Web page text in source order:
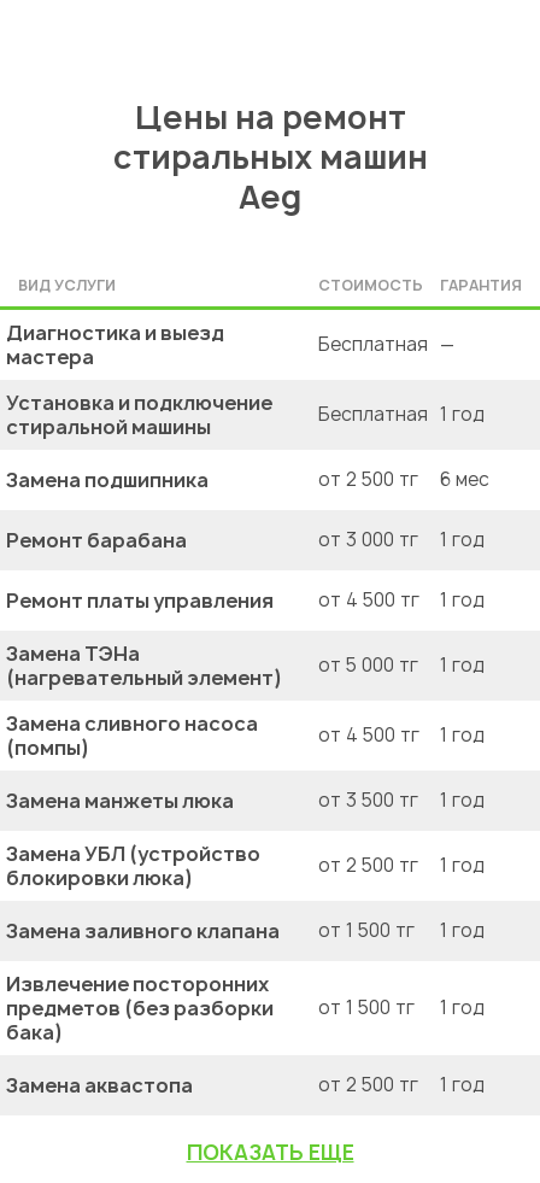
Цены на ремонт
стиральных машин
Aeg
ВИД УСЛУГИ СТОИМОСТЬ ГАРАНТИЯ
Диагностика и выезд
мастера
Бесплатная —
Установка и подключение
стиральной машины
Бесплатная 1 год
Замена подшипника от 2 500 тг 6 мес
Ремонт барабана от 3 000 тг 1 год
Ремонт платы управления от 4 500 тг 1 год
Замена ТЭНа
(нагревательный элемент)
от 5 000 тг 1 год
Замена сливного насоса
(помпы)
от 4 500 тг 1 год
Замена манжеты люка от 3 500 тг 1 год
Замена УБЛ (устройство
блокировки люка)
от 2 500 тг 1 год
Замена заливного клапана от 1 500 тг 1 год
Извлечение посторонних
предметов (без разборки
бака)
от 1 500 тг 1 год
Замена аквастопа от 2 500 тг 1 год
ПОКАЗАТЬ ЕЩЕ